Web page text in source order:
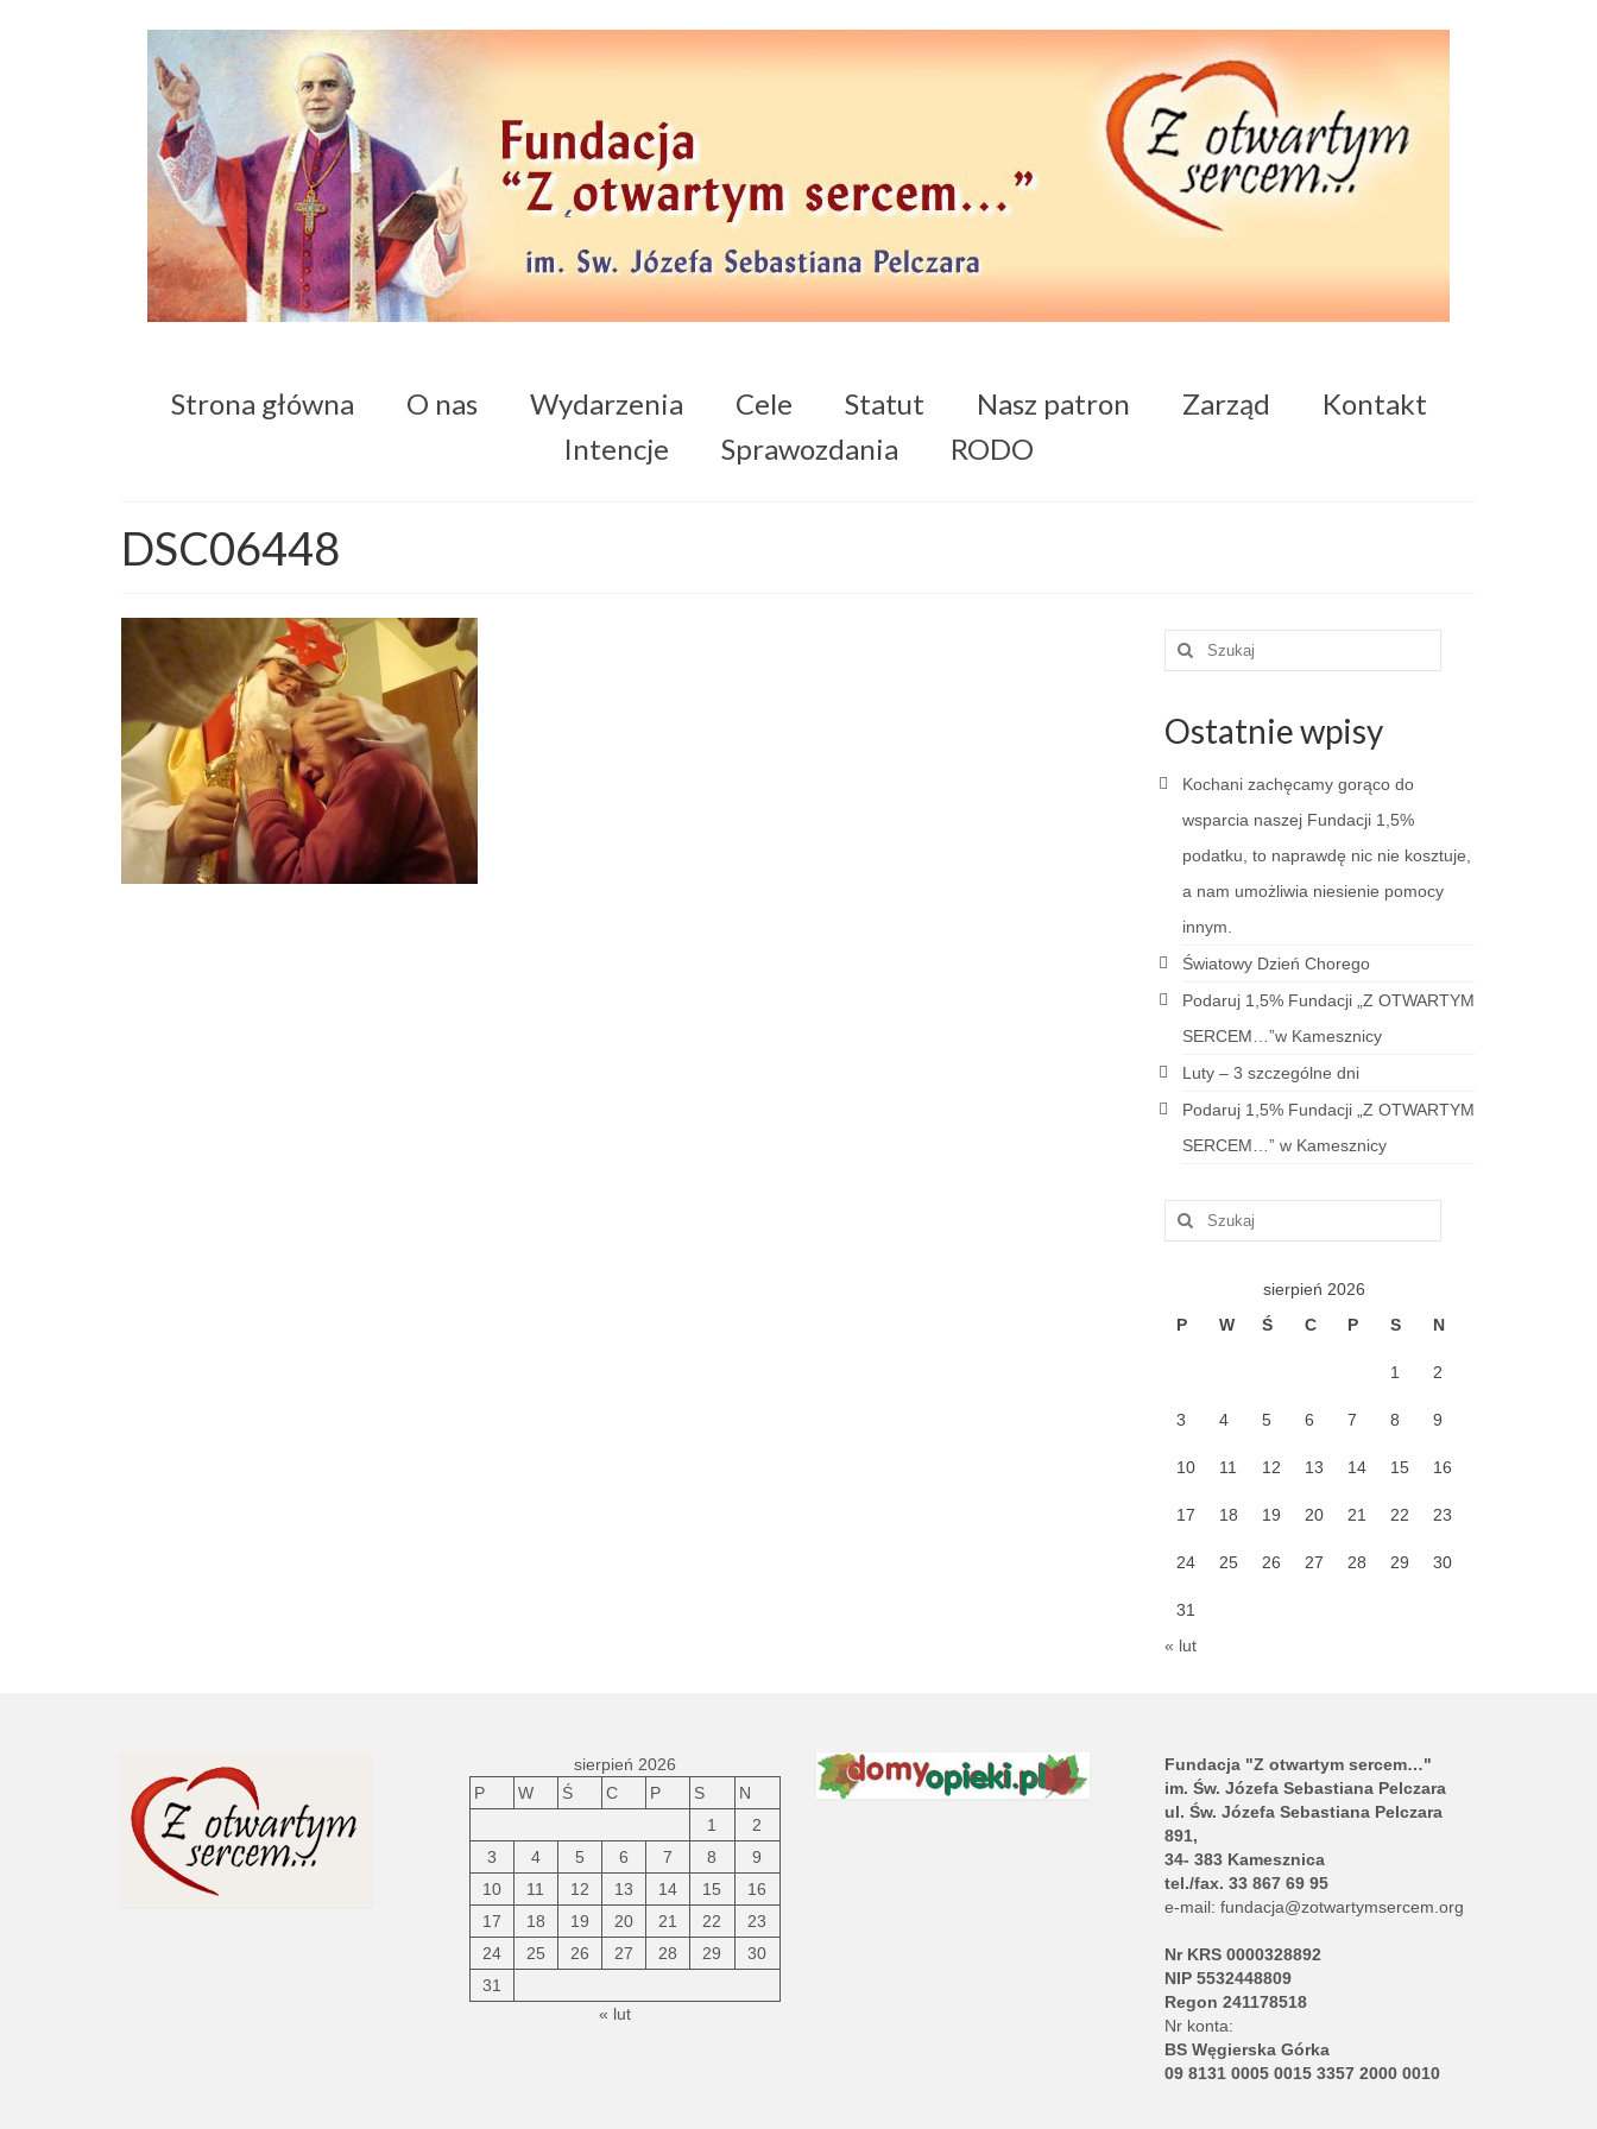
Strona główna O nas Wydarzenia Cele Statut Nasz patron Zarząd
Kontakt
Intencje
Sprawozdania RODO
DSC06448
Szuklaj
Ostatnie wpisy
Kochani zachęcamy gorąco do
wsparcia naszej Fundacji 1,5%
podatku, to naprawdę nic nie kosztuje,
a nam umożliwia niesienie pomocy
innym.
Światowy Dzień Chorego
Podaruj 1,5% Fundacji „Z OTWARTYM
SERCEM…”w Kamesznicy
Luty – 3 szczególne dni
Podaruj 1,5% Fundacji „Z OTWARTYM
SERCEM…” w Kamesznicy
Szuklaj
sierpień 2026
P
W Ś C P S N
1 2
3 4 5 6 7 8 9
10 11 12 13 14 15 16
17 18 19 20 21 22 23
24 25 26 27 28 29 30
31
« lut
sierpień 2026
P
W Ś C P S
N
1
2
3
4 5 6 7 8
9
10
11 12 13 14 15
16
17
18 19 20 21 22
23
24
25 26 27 28 29
30
31
« lut
Fundacja "Z otwartym sercem…"
im. Św. Józefa Sebastiana Pelczara
ul. Św. Józefa Sebastiana Pelczara
891,
34- 383 Kamesznica
tel./fax. 33 867 69 95
e-mail: fundacja@zotwartymsercem.org
Nr KRS 0000328892
NIP 5532448809
Regon 241178518
Nr konta:
BS Węgierska Górka
09 8131 0005 0015 3357 2000 0010